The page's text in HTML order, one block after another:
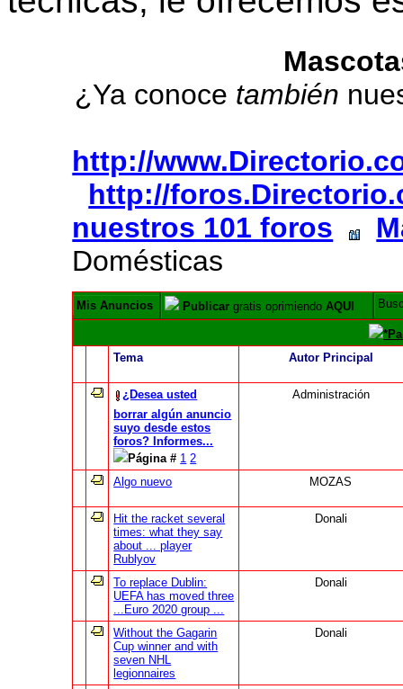
¿Ya conoce también
http://
http://
nuestros 101 foros
Domésticas
Mis Anuncios Publicar gratis oprimiendoAQUI
Tema
Autor Principal
¿Desea usted
borrar algún anuncio
suyo desde estos
foros? Informes...
Página # 1 2
Administración
Algo nuevo MOZAS
Hit the racket several
times: what they say
about ... player
Rublyov
Donali
To replace Dublin:
UEFA has moved three
...Euro 2020 group ...
Donali
Without the Gagarin
Cup winner and with
seven NHL
legionnaires
Donali